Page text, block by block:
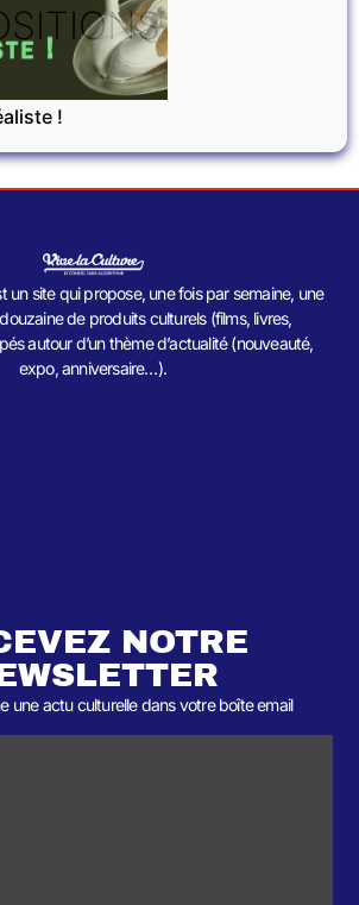
!
un site qui propose, une fois par semaine, une
de produits culturels (films, livres,
autour d’un thème d’actualité (nouveauté,
expo, anniversaire…).
NOTRE
une actu culturelle dans votre boîte email